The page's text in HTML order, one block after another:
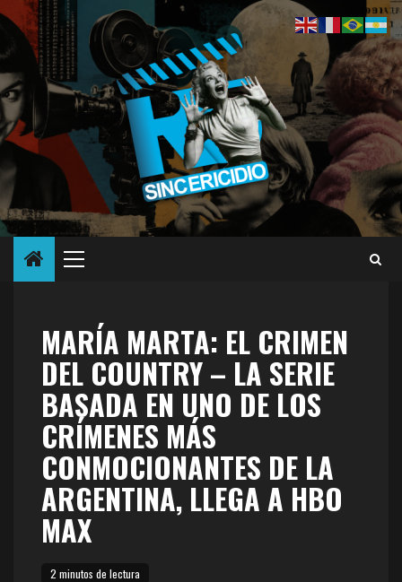
Saltar
contenido
Menú
MARÍA MARTA: EL CRIMEN
DEL COUNTRY – LA SERIE
BASADA EN UNO DE LOS
CRÍMENES MÁS
CONMOCIONANTES DE LA
ARGENTINA, LLEGA A HBO
MAX
2 minutos de lectura